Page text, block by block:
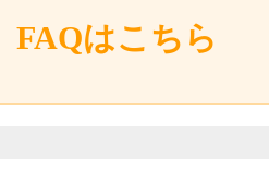
FAQはこちら